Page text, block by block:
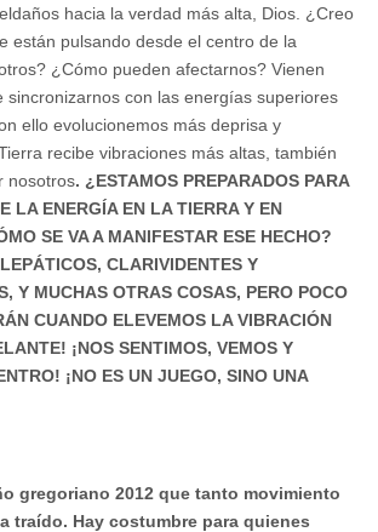
hacia la verdad más alta, Dios. ¿Creo
están pulsando desde el centro de la
¿Cómo pueden afectarnos? Vienen
sincronizarnos con las energías superiores
ello evolucionemos más deprisa y
recibe vibraciones más altas, también
nosotros. ¿ESTAMOS PREPARADOS PARA
LA ENERGÍA EN LA TIERRA Y EN
SE VA A MANIFESTAR ESE HECHO?
CLARIVIDENTES Y
Y MUCHAS OTRAS COSAS, PERO POCO
CUANDO ELEVEMOS LA VIBRACIÓN
¡NOS SENTIMOS, VEMOS Y
¡NO ES UN JUEGO, SINO UNA
gregoriano 2012 que tanto movimiento
traído. Hay costumbre para quienes